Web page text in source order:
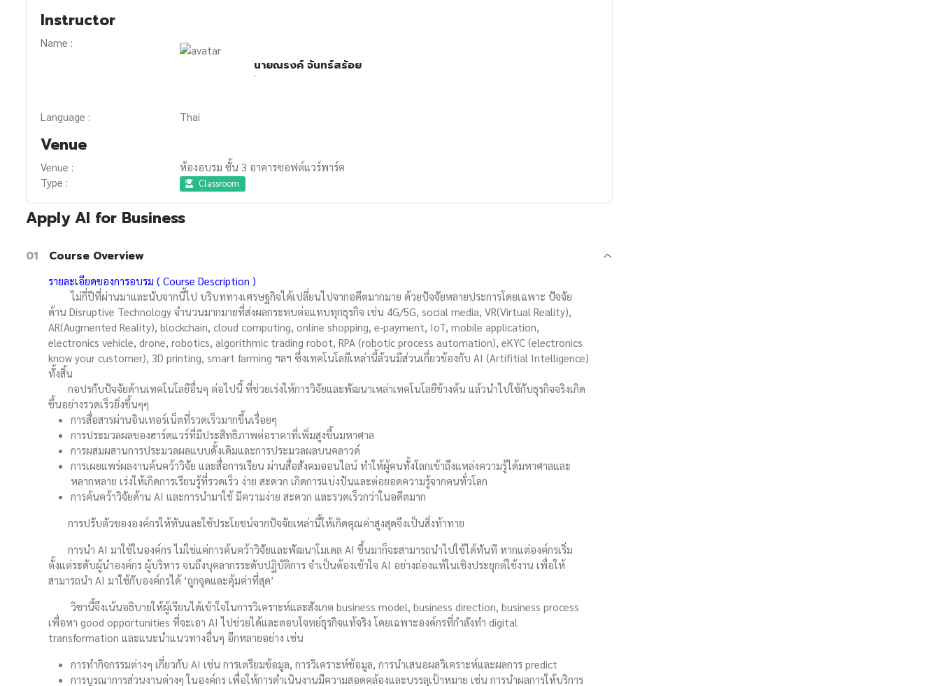
Instructor
Name :
นายณรงค์ จันทร์สร้อย
-
Language : Thai
Venue
Venue :
ห้องอบรม ชั้น 3 อาคารซอฟต์แวร์พาร์ค
Type :
Classroom
Apply AI for Business
01 Course Overview
รายละเอียดของการอบรม ( Course Description )
ไม่กี่ปีที่ผ่านมาและนับจากนี้ไป บริบททางเศรษฐกิจได้เปลี่ยนไปจากอดีตมากมาย ด้วยปัจจัยหลายประการโดยเฉพาะ ปัจจัย
ด้าน Disruptive Technology จำนวนมากมายที่ส่งผลกระทบต่อแทบทุกธุรกิจ เช่น 4G/5G, social media, VR(Virtual Reality),
AR(Augmented Reality), blockchain, cloud computing, online shopping, e-payment, IoT, mobile application,
electronics vehicle, drone, robotics, algorithmic trading robot, RPA (robotic process automation), eKYC (electronics
know your customer), 3D printing, smart farming ฯลฯ ซึ่งเทคโนโลยีเหล่านี้ล้วนมีส่วนเกี่ยวข้องกับ AI (Artifitial Intelligence)
ทั้งสิ้น
กอปรกับปัจจัยด้านเทคโนโลยีอื่นๆ ต่อไปนี้ ที่ช่วยเร่งให้การวิจัยและพัฒนาเหล่าเทคโนโลยีข้างต้น แล้วนำไปใช้กับธุรกิจจริงเกิด
ขึ้นอย่างรวดเร็วยิ่งขึ้นๆๆ
การสื่อสารผ่านอินเทอร์เน็ตที่รวดเร็วมากขึ้นเรื่อยๆ
การประมวลผลของฮาร์ดแวร์ที่มีประสิทธิภาพต่อราคาที่เพิ่มสูงขึ้นมหาศาล
การผสมผสานการประมวลผลแบบดั้งเดิมและการประมวลผลบนคลาวด์
การเผยแพร่ผลงานค้นคว้าวิจัย และสื่อการเรียน ผ่านสื่อสังคมออนไลน์ ทำให้ผู้คนทั้งโลกเข้าถึงแหล่งความรู้ได้มหาศาลและ
หลากหลาย เร่งให้เกิดการเรียนรู้ที่รวดเร็ว ง่าย สะดวก เกิดการแบ่งปันและต่อยอดความรู้จากคนทั่วโลก
การค้นคว้าวิจัยด้าน AI และการนำมาใช้ มีความง่าย สะดวก และรวดเร็วกว่าในอดีตมาก
การปรับตัวขององค์กรให้ทันและใช้ประโยชน์จากปัจจัยเหล่านี้ให้เกิดคุณค่าสูงสุดจึงเป็นสิ่งท้าทาย
การนำ AI มาใช้ในองค์กร ไม่ใช่แค่การค้นคว้าวิจัยและพัฒนาโมเดล AI ขึ้นมาก็จะสามารถนำไปใช้ได้ทันที หากแต่องค์กรเริ่ม
ตั้งแต่ระดับผู้นำองค์กร ผู้บริหาร จนถึงบุคลากรระดับปฏิบัติการ จำเป็นต้องเข้าใจ AI อย่างถ่องแท้ในเชิงประยุกต์ใช้งาน เพื่อให้
สามารถนำ AI มาใช้กับองค์กรได้ ‘ถูกจุดและคุ้มค่าที่สุด’
วิชานี้จึงเน้นอธิบายให้ผู้เรียนได้เข้าใจในการวิเคราะห์และสังเกต business model, business direction, business process
เพื่อหา good opportunities ที่จะเอา AI ไปช่วยได้และตอบโจทย์ธุรกิจแท้จริง โดยเฉพาะองค์กรที่กำลังทำ digital
transformation และแนะนำแนวทางอื่นๆ อีกหลายอย่าง เช่น
การทำกิจกรรมต่างๆ เกี่ยวกับ AI เช่น การเตรียมข้อมูล, การวิเคราะห์ข้อมูล, การนำเสนอผลวิเคราะห์และผลการ predict
การบูรณาการส่วนงานต่างๆ ในองค์กร เพื่อให้การดำเนินงานมีความสอดคล้องและบรรลุเป้าหมาย เช่น การนำผลการให้บริการ